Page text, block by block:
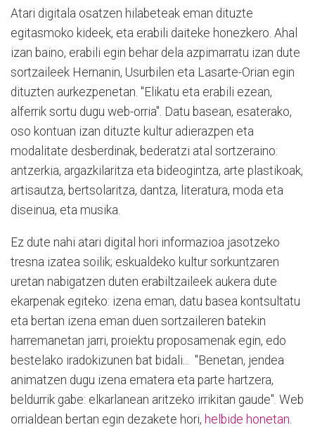
Atari digitala osatzen hilabeteak eman dituzte
egitasmoko kideek, eta erabili daiteke honezkero. Ahal
izan baino, erabili egin behar dela azpimarratu izan dute
sortzaileek Hernanin, Usurbilen eta Lasarte-Orian egin
dituzten aurkezpenetan. "Elikatu eta erabili ezean,
alferrik sortu dugu web-orria". Datu basean, esaterako,
oso kontuan izan dituzte kultur adierazpen eta
modalitate desberdinak, bederatzi atal sortzeraino:
antzerkia, argazkilaritza eta bideogintza, arte plastikoak,
artisautza, bertsolaritza, dantza, literatura, moda eta
diseinua, eta musika.
Ez dute nahi atari digital hori informazioa jasotzeko
tresna izatea soilik; eskualdeko kultur sorkuntzaren
uretan nabigatzen duten erabiltzaileek aukera dute
ekarpenak egiteko: izena eman, datu basea kontsultatu
eta bertan izena eman duen sortzaileren batekin
harremanetan jarri, proiektu proposamenak egin, edo
bestelako iradokizunen bat bidali... "Benetan, jendea
animatzen dugu izena ematera eta parte hartzera,
beldurrik gabe: elkarlanean aritzeko irrikitan gaude". Web
orrialdean bertan egin dezakete hori, helbide honetan